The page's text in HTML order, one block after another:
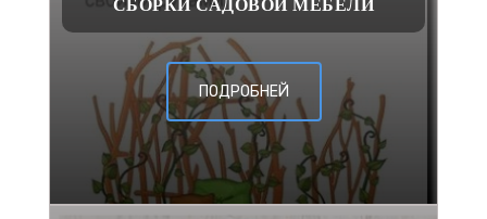
СБОРКИ САДОВОЙ МЕБЕЛИ
ПОДРОБНЕЙ